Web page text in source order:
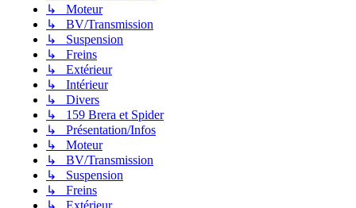
↳ Moteur
↳ BV/Transmission
↳ Suspension
↳ Freins
↳ Extérieur
↳ Intérieur
↳ Divers
↳ 159 Brera et Spider
↳ Présentation/Infos
↳ Moteur
↳ BV/Transmission
↳ Suspension
↳ Freins
↳ Extérieur